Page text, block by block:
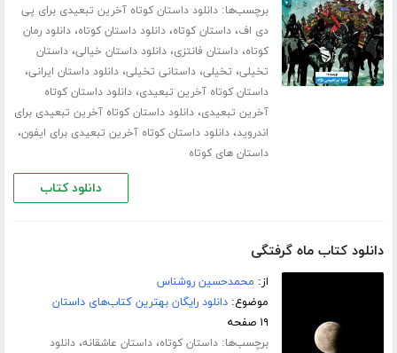
برچسب‌ها:دانلود داستان کوتاه آخرین تبعیدی برای پی
دی اف،داستان کوتاه،دانلود داستان کوتاه،دانلود رمان
کوتاه،داستان فانتزی،دانلود داستان خیالی،داستان
تخیلی، تخیلی،داستانی تخیلی،دانلود داستان ایرانی،
داستان کوتاه آخرین تبعیدی،دانلود داستان کوتاه
آخرین تبعیدی،دانلود داستان کوتاه آخرین تبعیدی برای
اندروید،دانلود داستان کوتاه آخرین تبعیدی برای ایفون،
داستان های کوتاه
دانلود کتاب
دانلود کتاب ماه گرفتگی
از: محمدحسین روشناس
موضوع:دانلود رایگان بهترین کتاب‌های داستان
۱۹ صفحه
برچسب‌ها:داستان کوتاه،داستان عاشقانه،دانلود